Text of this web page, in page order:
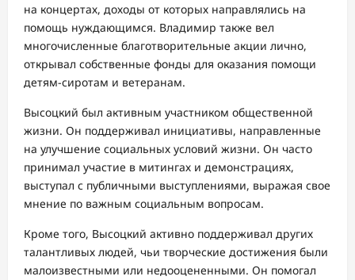
на концертах, доходы от которых направлялись на
помощь нуждающимся. Владимир также вел
многочисленные благотворительные акции лично,
открывал собственные фонды для оказания помощи
детям-сиротам и ветеранам.
Высоцкий был активным участником общественной
жизни. Он поддерживал инициативы, направленные
на улучшение социальных условий жизни. Он часто
принимал участие в митингах и демонстрациях,
выступал с публичными выступлениями, выражая свое
мнение по важным социальным вопросам.
Кроме того, Высоцкий активно поддерживал других
талантливых людей, чьи творческие достижения были
малоизвестными или недооцененными. Он помогал